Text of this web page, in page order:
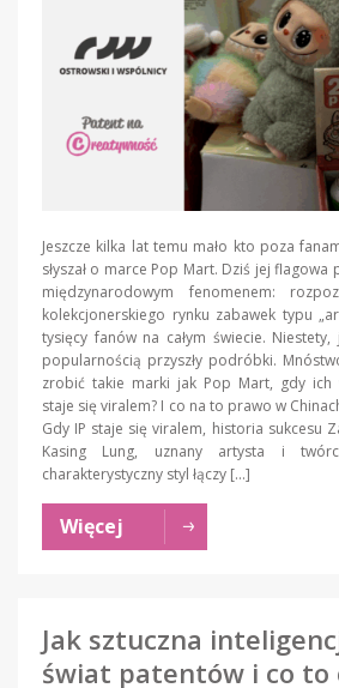
Jeszcze kilka lat temu mało kto poza
słyszał o marce Pop Mart. Dziś jej flagowa
międzynarodowym fenomenem:
kolekcjonerskiego rynku zabawek typu
tysięcy fanów na całym świecie.
popularnością przyszły podróbki.
zrobić takie marki jak Pop Mart, gdy ich
staje się viralem? I co na to prawo w
Gdy IP staje się viralem, historia sukcesu
Kasing Lung, uznany artysta i
charakterystyczny styl łączy […]
Więcej
Jak sztuczna
świat patentów i co to